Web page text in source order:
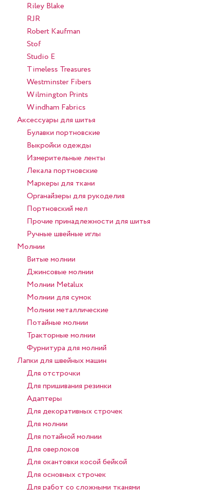
Riley Blake
RJR
Robert Kaufman
Stof
Studio E
Timeless Treasures
Westminster Fibers
Wilmington Prints
Windham Fabrics
Аксессуары для шитья
Булавки портновские
Выкройки одежды
Измерительные ленты
Лекала портновские
Маркеры для ткани
Органайзеры для рукоделия
Портновский мел
Прочие принадлежности для шитья
Ручные швейные иглы
Молнии
Витые молнии
Джинсовые молнии
Молнии Metalux
Молнии для сумок
Молнии металлические
Потайные молнии
Тракторные молнии
Фурнитура для молний
Лапки для швейных машин
Для отстрочки
Для пришивания резинки
Адаптеры
Для декоративных строчек
Для молнии
Для потайной молнии
Для оверлоков
Для окантовки косой бейкой
Для основных строчек
Для работ со сложными тканями